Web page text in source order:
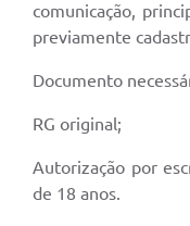
comunicação,
previamente
Documento
RG original;
Autorização por
de 18 anos.